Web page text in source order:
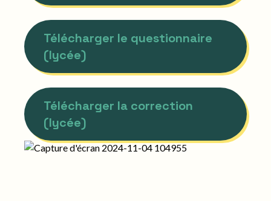
Télécharger le questionnaire
(lycée)
Télécharger la correction
(lycée)